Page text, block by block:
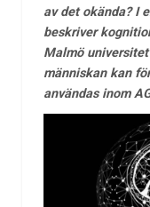
av det okända? I
beskriver
Malmö
människan kan
användas inom